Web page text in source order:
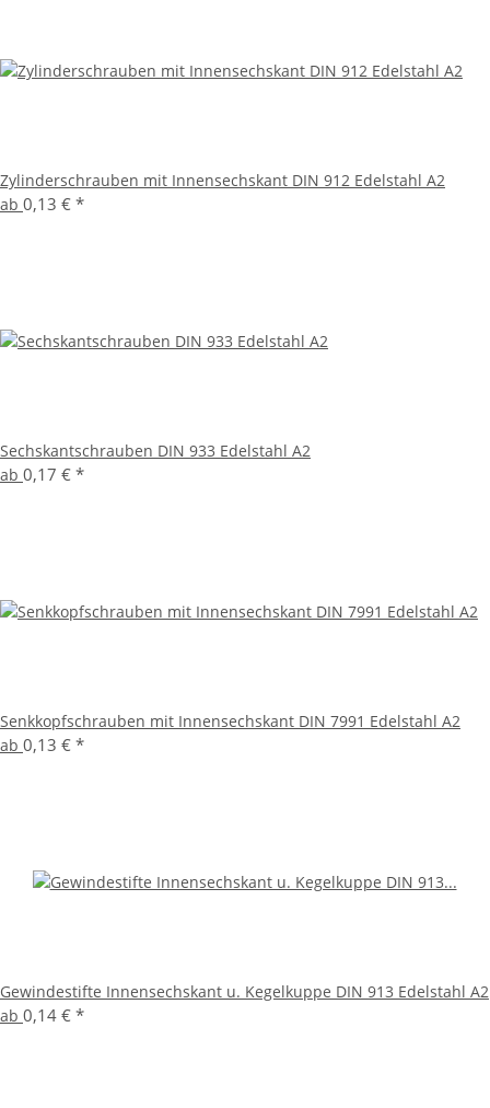
Zylinderschrauben mit Innensechskant DIN 912 Edelstahl A2
ab 0,13 € *
Sechskantschrauben DIN 933 Edelstahl A2
ab 0,17 € *
Senkkopfschrauben mit Innensechskant DIN 7991 Edelstahl A2
ab 0,13 € *
Gewindestifte Innensechskant u. Kegelkuppe DIN 913 Edelstahl A2
ab 0,14 € *